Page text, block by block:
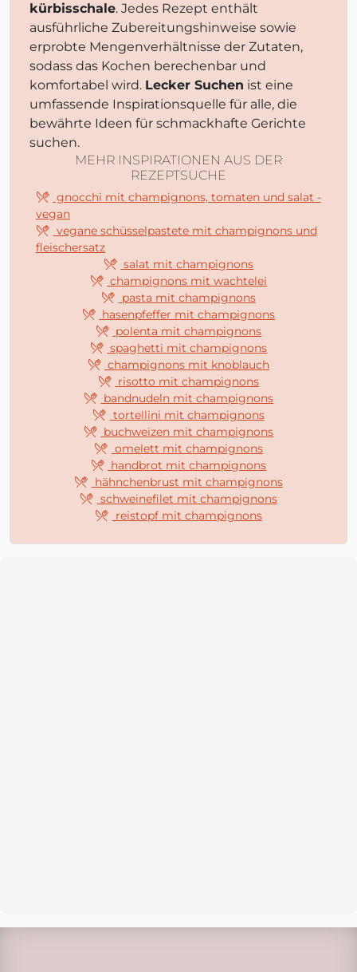
kürbisschale. Jedes Rezept enthält
ausführliche Zubereitungshinweise sowie
erprobte Mengenverhältnisse der Zutaten,
sodass das Kochen berechenbar und
komfortabel wird. Lecker Suchen ist eine
umfassende Inspirationsquelle für alle, die
bewährte Ideen für schmackhafte Gerichte
suchen.
MEHR INSPIRATIONEN AUS DER
REZEPTSUCHE
gnocchi mit champignons, tomaten und salat -
vegan
vegane schüsselpastete mit champignons und
fleischersatz
salat mit champignons
champignons mit wachtelei
pasta mit champignons
hasenpfeffer mit champignons
polenta mit champignons
spaghetti mit champignons
champignons mit knoblauch
risotto mit champignons
bandnudeln mit champignons
tortellini mit champignons
buchweizen mit champignons
omelett mit champignons
handbrot mit champignons
hähnchenbrust mit champignons
schweinefilet mit champignons
reistopf mit champignons